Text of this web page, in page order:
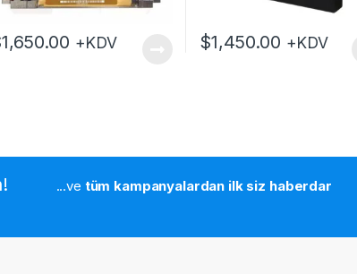
1,650.00 +KDV $1,450.00 +KDV
...ve tüm kampanyalardan ilk siz haberdar